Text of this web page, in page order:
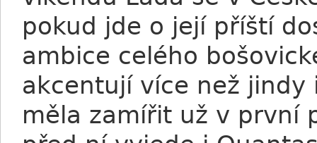
pokud jde o její příští
ambice celého
akcentují více než
měla zamířit už v první